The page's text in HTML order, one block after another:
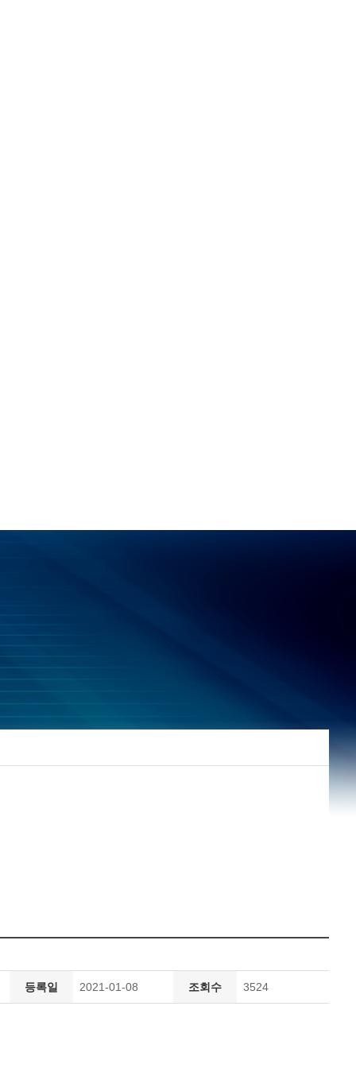
등록일 2021-01-08 조회수 3524